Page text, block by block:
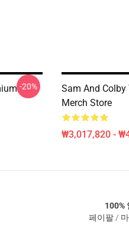
-20%
Sam And
Merch Store
₩3,017,820 -
100%
페이팔 /